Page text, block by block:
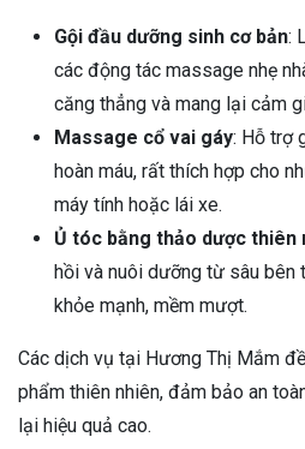
Gội đầu dưỡng sinh cơ bản:
các động tác massage nhẹ
căng thẳng và mang lại cảm
Massage cổ vai gáy: Hỗ trợ
hoàn máu, rất thích hợp cho
máy tính hoặc lái xe.
Ủ tóc bằng thảo dược thiên
hồi và nuôi dưỡng từ sâu bên
khỏe mạnh, mềm mượt.
Các dịch vụ tại Hương Thị Mắm
phẩm thiên nhiên, đảm bảo an
lại hiệu quả cao.